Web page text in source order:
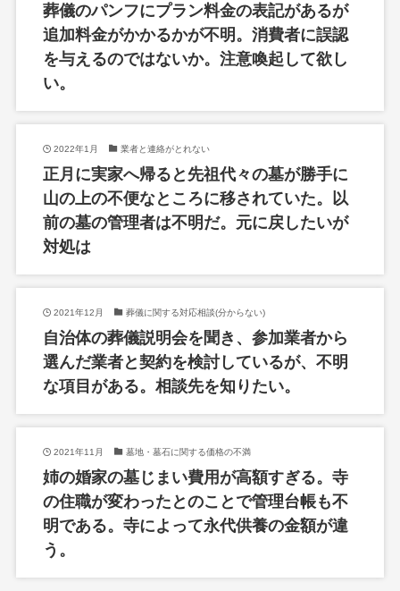
葬儀のパンフにプラン料金の表記があるが
追加料金がかかるかが不明。消費者に誤認
を与えるのではないか。注意喚起して欲し
い。
2022年1月 業者と連絡がとれない
正月に実家へ帰ると先祖代々の墓が勝手に
山の上の不便なところに移されていた。以
前の墓の管理者は不明だ。元に戻したいが
対処は
2021年12月 葬儀に関する対応相談(分からない)
自治体の葬儀説明会を聞き、参加業者から
選んだ業者と契約を検討しているが、不明
な項目がある。相談先を知りたい。
2021年11月 墓地・墓石に関する価格の不満
姉の婚家の墓じまい費用が高額すぎる。寺
の住職が変わったとのことで管理台帳も不
明である。寺によって永代供養の金額が違
う。